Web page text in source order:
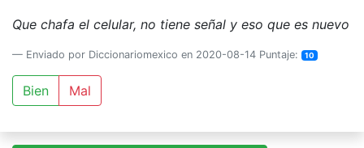
Que chafa el celular, no tiene señal y eso que es nuevo
Enviado por Diccionariomexico en 2020-08-14 Puntaje: 10
Bien Mal